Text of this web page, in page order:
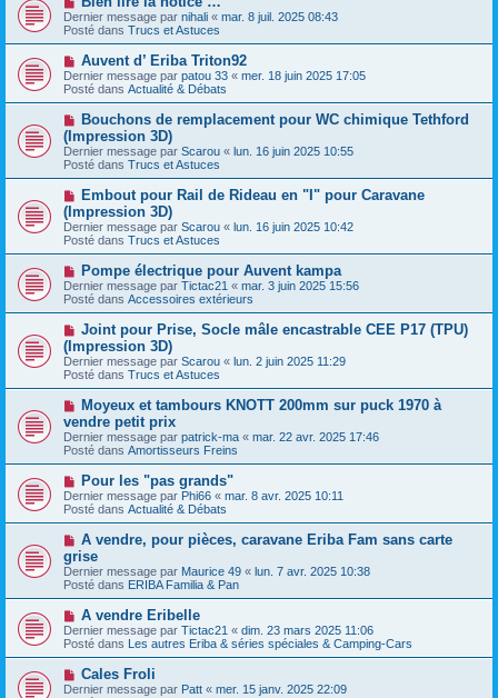
s
a
g
a
u
m
e
s
s
a
g
e
o
u
v
a
u
m
e
s
a
g
e
Dernier message par nihali « mar. 8 juil. 2025 08:43
Posté dans Trucs et Astuces
N
o
u
v
e
a
u
m
e
s
s
a
g
e
Auvent d’ Eriba Triton92
Dernier message par patou 33 « mer. 18 juin 2025 17:05
Posté dans Actualité & Débats
N
u
v
e
a
m
e
s
a
g
e
Bouchons de remplacement pour WC chimique Tethford
(Impression 3D)
Dernier message par Scarou « lun. 16 juin 2025 10:55
Posté dans Trucs et Astuces
N
u
v
e
a
m
e
s
a
g
e
Embout pour Rail de Rideau en "I" pour Caravane
(Impression 3D)
Dernier message par Scarou « lun. 16 juin 2025 10:42
Posté dans Trucs et Astuces
N
o
u
v
a
u
m
e
s
s
a
g
e
Pompe électrique pour Auvent kampa
Dernier message par Tictac21 « mar. 3 juin 2025 15:56
Posté dans Accessoires extérieurs
N
u
v
e
a
m
e
s
a
g
e
Joint pour Prise, Socle mâle encastrable CEE P17 (TPU)
(Impression 3D)
Dernier message par Scarou « lun. 2 juin 2025 11:29
Posté dans Trucs et Astuces
N
u
v
e
a
m
e
s
a
g
e
Moyeux et tambours KNOTT 200mm sur puck 1970 à
vendre petit prix
Dernier message par patrick-ma « mar. 22 avr. 2025 17:46
Posté dans Amortisseurs Freins
N
o
u
v
a
u
m
e
s
a
g
e
Pour les "pas grands"
Dernier message par Phi66 « mar. 8 avr. 2025 10:11
Posté dans Actualité & Débats
N
o
u
v
e
a
u
m
e
s
s
A vendre, pour pièces, caravane Eriba Fam sans carte
grise
Dernier message par Maurice 49 « lun. 7 avr. 2025 10:38
Posté dans ERIBA Familia & Pan
N
o
u
v
a
u
A vendre Eribelle
Dernier message par Tictac21 « dim. 23 mars 2025 11:06
Posté dans Les autres Eriba & séries spéciales & Camping-Cars
N
o
Cales Froli
Dernier message par Patt « mer. 15 janv. 2025 22:09